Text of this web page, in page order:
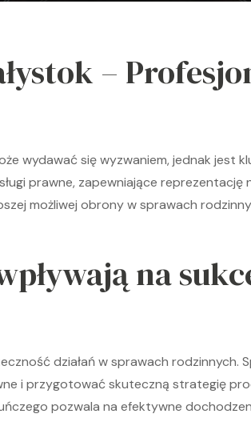
–
wydawać się wyzwaniem, jednak jest
prawne, zapewniające reprezentację
możliwej obrony w sprawach
na
działań w sprawach rodzinnych.
i przygotować skuteczną strategię
pozwala na efektywne